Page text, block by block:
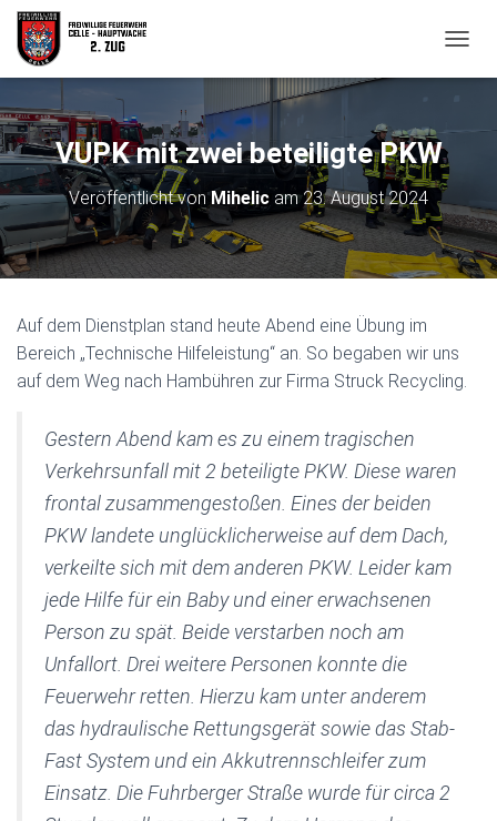
A
I
O
N
U
H
L
VUPK mit zwei beteiligte PKW
Veröffentlicht vonMihelic am23. August 2024
Auf dem Dienstplan stand heute Abend eine Übung im
Bereich „Technische Hilfeleistung“ an. So begaben wir uns
auf dem Weg nach Hambühren zur Firma Struck Recycling.
Gestern Abend kam es zu einem tragischen
Verkehrsunfall mit 2 beteiligte PKW. Diese waren
frontal zusammengestoßen. Eines der beiden
PKW landete unglücklicherweise auf dem Dach,
verkeilte sich mit dem anderen PKW. Leider kam
jede Hilfe für ein Baby und einer erwachsenen
Person zu spät. Beide verstarben noch am
Unfallort. Drei weitere Personen konnte die
Feuerwehr retten. Hierzu kam unter anderem
das hydraulische Rettungsgerät sowie das Stab-
Fast System und ein Akkutrennschleifer zum
Einsatz. Die Fuhrberger Straße wurde für circa 2